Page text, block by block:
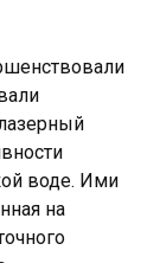
воде. Ими
на